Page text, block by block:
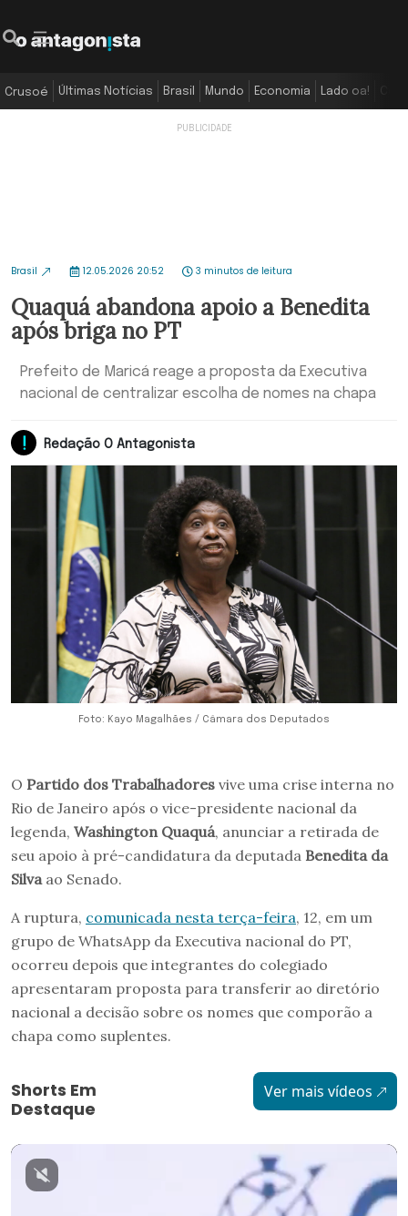
Crusoé Últimas Notícias Brasil Mundo Economia Lado oa!
Brasil 12.05.2026 20:52 3 minutos de leitura
Quaquá abandona apoio a Benedita
após briga no PT
Prefeito de Maricá reage a proposta da Executiva
nacional de centralizar escolha de nomes na chapa
Redação O Antagonista
Foto: Kayo Magalhães / Câmara dos Deputados
O Partido dos Trabalhadores vive uma crise interna no
Rio de Janeiro após o vice-presidente nacional da
legenda, Washington Quaquá, anunciar a retirada de
seu apoio à pré-candidatura da deputada Benedita da
Silvaao Senado.
A ruptura, comunicada nesta terça-feira, 12, em um
grupo de WhatsApp da Executiva nacional do PT,
ocorreu depois que integrantes do colegiado
apresentaram proposta para transferir ao diretório
nacional a decisão sobre os nomes que comporão a
chapa como suplentes.
Shorts Em
Destaque
Ver mais vídeos